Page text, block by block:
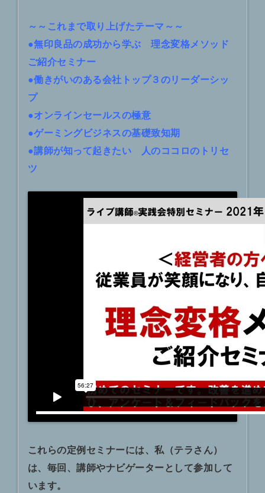
～～これまで取り上げたテーマ～～
●無印良品の成功から学ぶ 理念変格メソッド
ご紹介セミナー
●働きがいのある会社トップ３のリーダーシッ
プ
●オンラインセールスの極意
●ゲーミングビジネスの基礎致知期
●講師が知って起きたい 人のココロのトリセ
ツ
これらの定例セミナーには、私（テラさん）
は、毎回、講師やナビゲーターとして参加して
います。